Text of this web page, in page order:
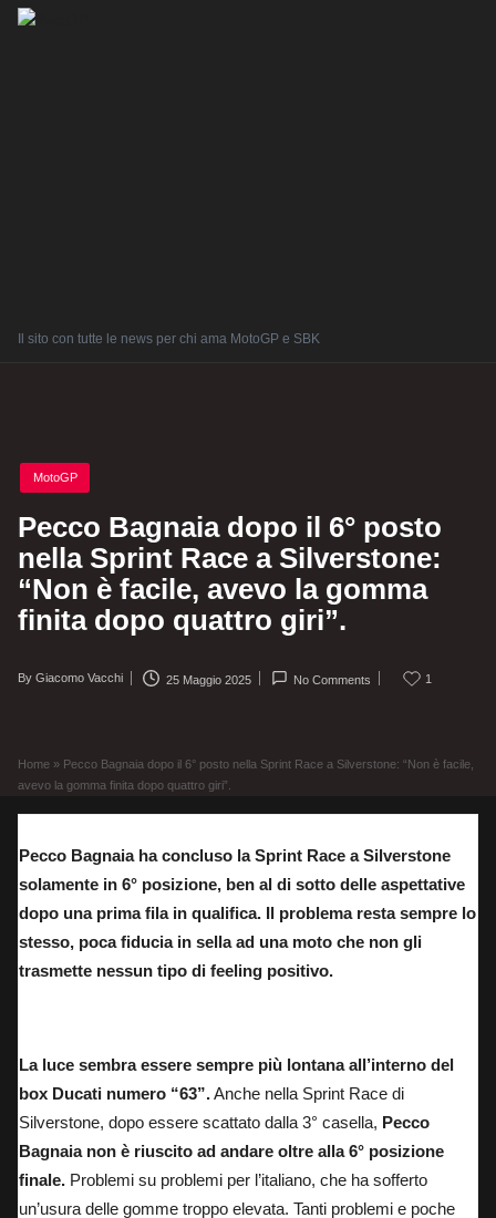
Il sito con tutte le news per chi ama MotoGP e SBK
Posted
in
MotoGP
Pecco Bagnaia dopo il 6° posto
nella Sprint Race a Silverstone:
“Non è facile, avevo la gomma
finita dopo quattro giri”.
Posted
By Giacomo Vacchi 25 Maggio 2025 No Comments 1
Home » Pecco Bagnaia dopo il 6° posto nella Sprint Race a Silverstone: “Non è facile,
avevo la gomma finita dopo quattro giri”.
Pecco Bagnaia ha concluso la Sprint Race a Silverstone
solamente in 6° posizione, ben al di sotto delle aspettative
dopo una prima fila in qualifica. Il problema resta sempre lo
stesso, poca fiducia in sella ad una moto che non gli
trasmette nessun tipo di feeling positivo.
La luce sembra essere sempre più lontana all’interno del
box Ducati numero “63”.Anche nella Sprint Race di
Silverstone, dopo essere scattato dalla 3° casella, Pecco
Bagnaia non è riuscito ad andare oltre alla 6° posizione
finale. Problemi su problemi per l’italiano, che ha sofferto
un’usura delle gomme troppo elevata. Tanti problemi e poche